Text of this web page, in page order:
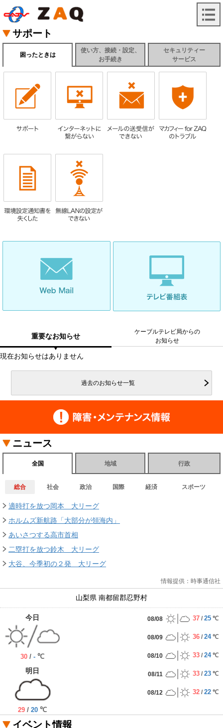
サポート
困ったときは
使い方、接続・設定、
お手続き
セキュリティー
サービス
重要なお知らせ
ケーブルテレビ局からの
お知らせ
現在お知らせはありません
ニュース
全国 地域 行政
総合 社会 政治 国際 経済 スポーツ
適時打を放つ岡本 大リーグ
ホルムズ新航路「大部分が領海内」
あいさつする高市首相
二塁打を放つ鈴木 大リーグ
大谷、今季初の２発 大リーグ
情報提供：時事通信社
山梨県 南都留郡忍野村
今日
30/ -℃
明日
29/ 20℃
08/08 37 /25 ℃
08/09 36 /24℃
08/10 33 /24℃
08/11 33 /23 ℃
08/12 32 /22 ℃
イベント情報